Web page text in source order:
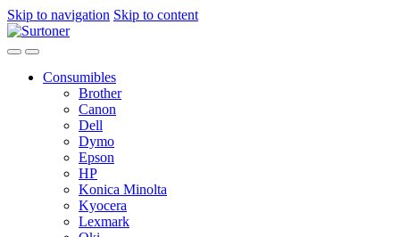
Skip to navigation Skip to content
Consumibles
Brother
Canon
Dell
Dymo
Epson
HP
Konica Minolta
Kyocera
Lexmark